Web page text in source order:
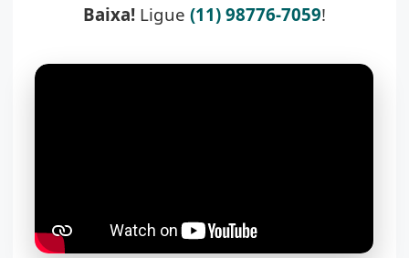
Baixa!Ligue (11) 98776-7059!